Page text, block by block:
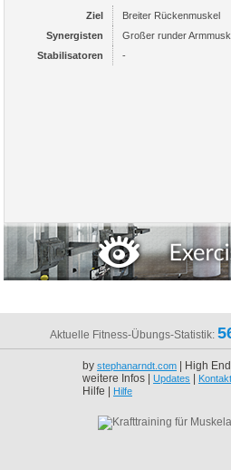
Ziel
Breiter Rückenmuskel
Synergisten
Großer runder
Stabilisatoren
-
Aktuelle Fitness-Übungs-Statistik:
by stephanarndt.com | High
weitere Infos | Updates Kontakt
Hilfe | Hilfe